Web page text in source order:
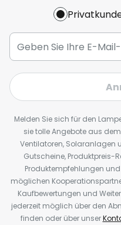
Melden Sie sich für den
sie tolle Angebote aus
Ventilatoren, Solaranlagen
Gutscheine, Produktpreis-
Produktempfehlungen
möglichen
Kaufbewertungen und
jederzeit möglich über den
finden oder über unser